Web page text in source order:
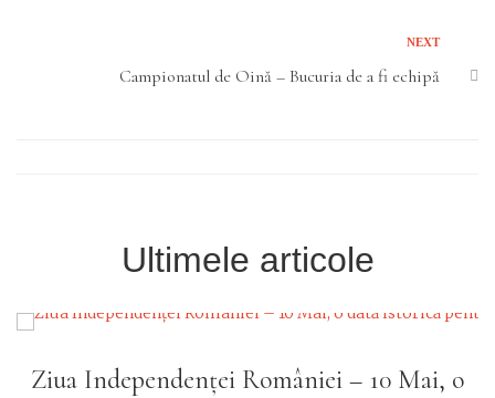
NEXT
Campionatul de Oină – Bucuria de a fi echipă
Ultimele articole
Cafeneaua literară alături de clasa a 9-a